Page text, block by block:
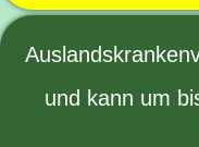
und kann um